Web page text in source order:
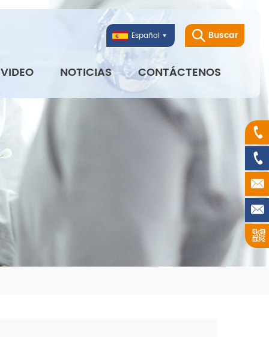
Buscar
Español
VIDEO NOTICIAS CONTÁCTENOS